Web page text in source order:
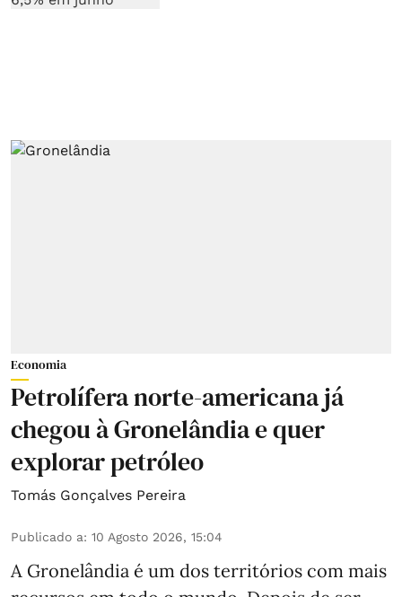
Economia
Petrolífera norte-americana já
chegou à Gronelândia e quer
explorar petróleo
Tomás Gonçalves Pereira
Publicado a: 10 Agosto 2026, 15:04
A Gronelândia é um dos territórios com mais